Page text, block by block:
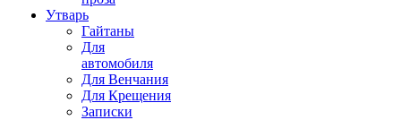
Утварь
Гайтаны
Для
автомобиля
Для Венчания
Для Крещения
Записки